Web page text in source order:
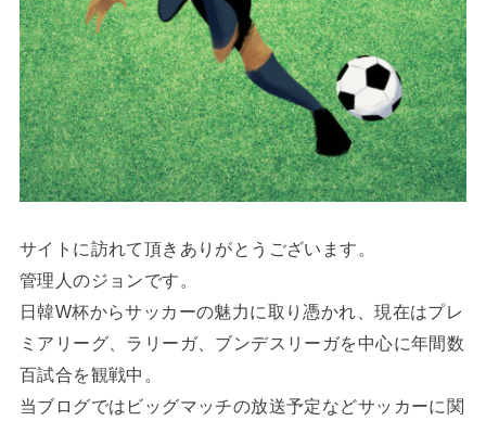
サイトに訪れて頂きありがとうございます。
管理人のジョンです。
日韓W杯からサッカーの魅力に取り憑かれ、現在はプレ
ミアリーグ、ラリーガ、ブンデスリーガを中心に年間数
百試合を観戦中。
当ブログではビッグマッチの放送予定などサッカーに関